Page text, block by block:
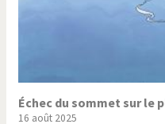
Hopp Deutschland
La Chine et nous
Échec du sommet sur le
16 août 2025